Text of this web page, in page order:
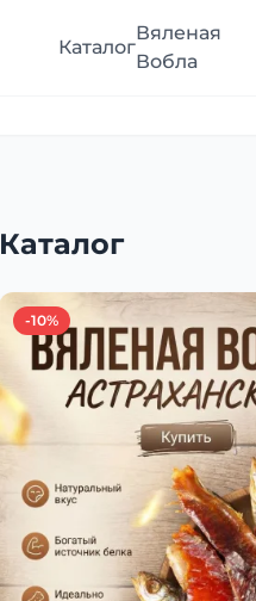
Каталог
Вяленая
Вобла
Каталог
-10%